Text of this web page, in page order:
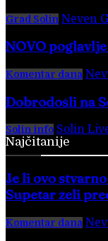
Grad Solin Neven
NOVO
Komentar dana
Dobrodošli na
Solin info Solin
Najčitanije
Je li ovo
Supetar želi
Komentar dana